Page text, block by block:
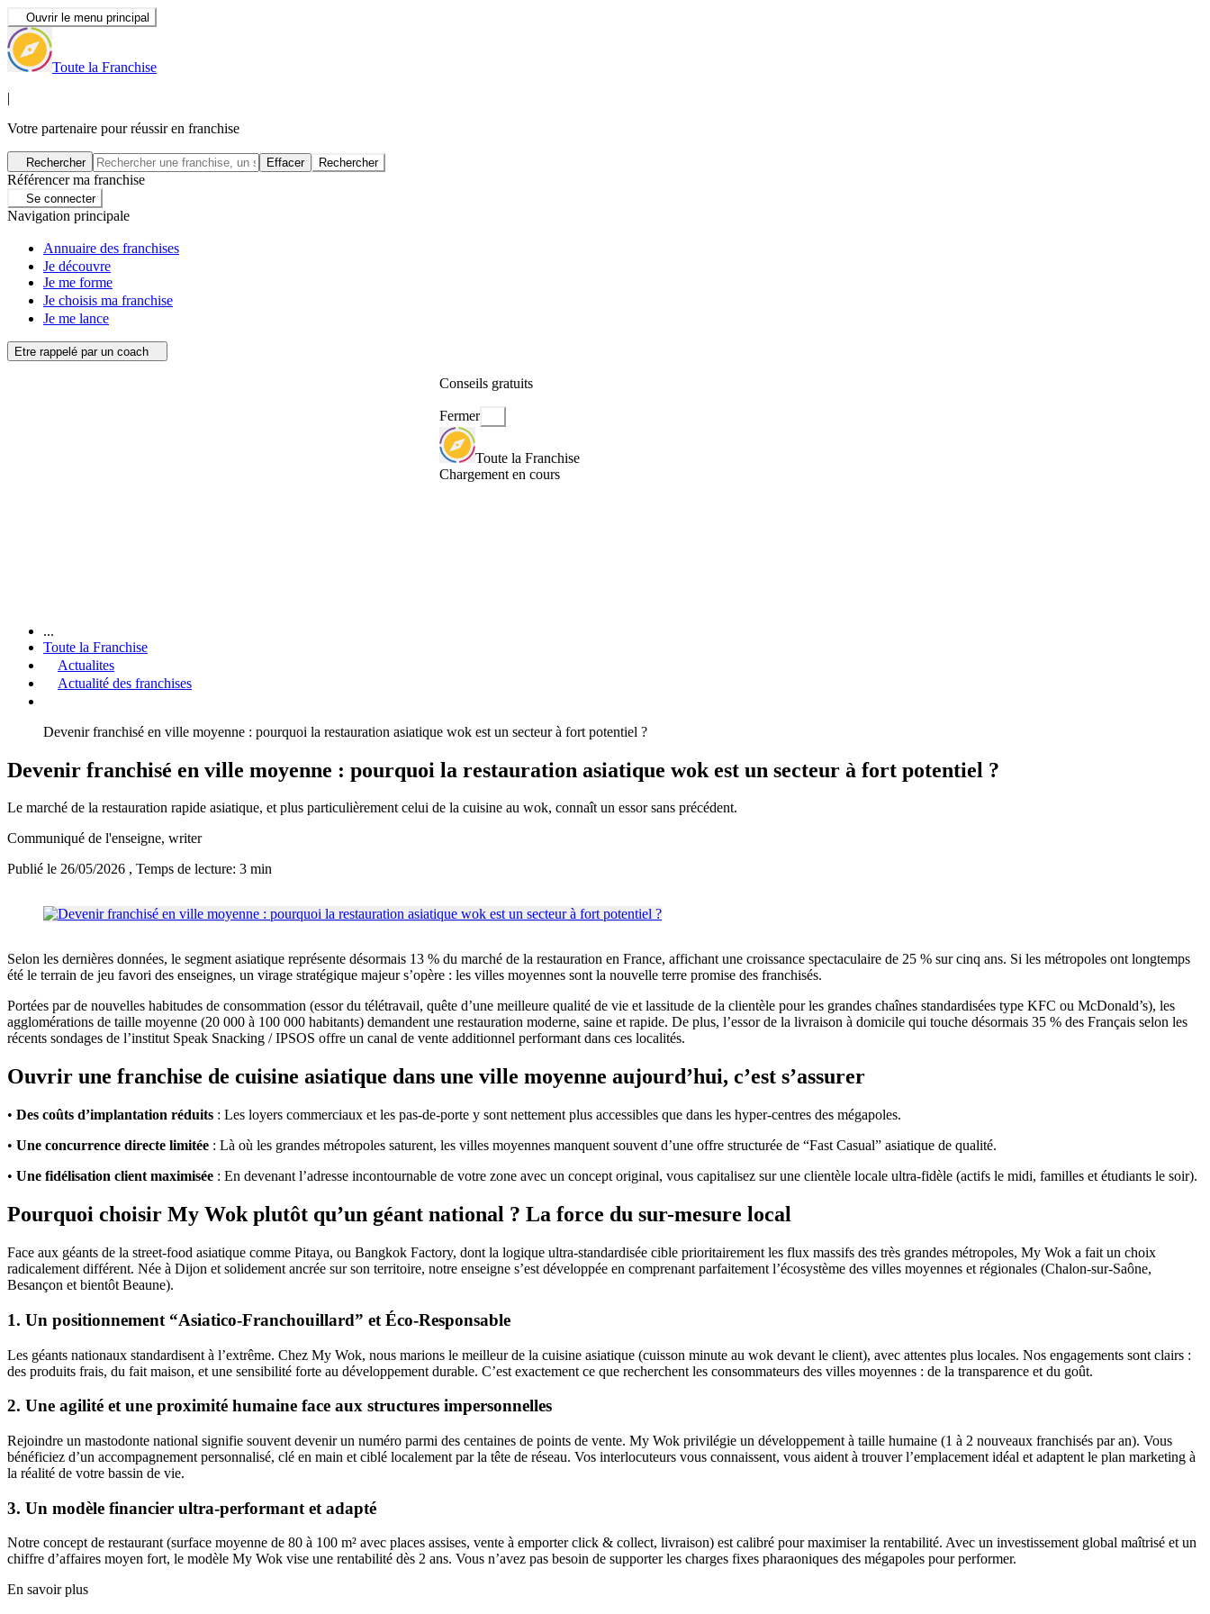
Ouvrir le menu principal
Toute la Franchise
|
Votre partenaire pour réussir en franchise
Rechercher Effacer Rechercher
Référencer ma franchise
Se connecter
Navigation principale
Annuaire des franchises
Je découvre
Je me forme
Je choisis ma franchise
Je me lance
Etre rappelé par un coach
Conseils gratuits
Fermer
Toute la Franchise
Chargement en cours
...
Toute la Franchise
Actualites
Actualité des franchises
Devenir franchisé en ville moyenne : pourquoi la restauration asiatique wok est un secteur à fort potentiel ?
Devenir franchisé en ville moyenne : pourquoi la restauration asiatique wok est un secteur à fort potentiel ?
Le marché de la restauration rapide asiatique, et plus particulièrement celui de la cuisine au wok, connaît un essor sans précédent.
Communiqué de l'enseigne, writer
Publié le 26/05/2026 , Temps de lecture: 3 min
Selon les dernières données, le segment asiatique représente désormais 13 % du marché de la restauration en France, affichant une croissance spectaculaire de 25 % sur cinq ans. Si les métropoles ont longtemps
été le terrain de jeu favori des enseignes, un virage stratégique majeur s’opère : les villes moyennes sont la nouvelle terre promise des franchisés.
Portées par de nouvelles habitudes de consommation (essor du télétravail, quête d’une meilleure qualité de vie et lassitude de la clientèle pour les grandes chaînes standardisées type KFC ou McDonald’s), les
agglomérations de taille moyenne (20 000 à 100 000 habitants) demandent une restauration moderne, saine et rapide. De plus, l’essor de la livraison à domicile qui touche désormais 35 % des Français selon les
récents sondages de l’institut Speak Snacking / IPSOS offre un canal de vente additionnel performant dans ces localités.
Ouvrir une franchise de cuisine asiatique dans une ville moyenne aujourd’hui, c’est s’assurer
• Des coûts d’implantation réduits : Les loyers commerciaux et les pas-de-porte y sont nettement plus accessibles que dans les hyper-centres des mégapoles.
• Une concurrence directe limitée : Là où les grandes métropoles saturent, les villes moyennes manquent souvent d’une offre structurée de “Fast Casual” asiatique de qualité.
• Une fidélisation client maximisée : En devenant l’adresse incontournable de votre zone avec un concept original, vous capitalisez sur une clientèle locale ultra-fidèle (actifs le midi, familles et étudiants le soir).
Pourquoi choisir My Wok plutôt qu’un géant national ? La force du sur-mesure local
Face aux géants de la street-food asiatique comme Pitaya, ou Bangkok Factory, dont la logique ultra-standardisée cible prioritairement les flux massifs des très grandes métropoles, My Wok a fait un choix
radicalement différent. Née à Dijon et solidement ancrée sur son territoire, notre enseigne s’est développée en comprenant parfaitement l’écosystème des villes moyennes et régionales (Chalon-sur-Saône,
Besançon et bientôt Beaune).
1. Un positionnement “Asiatico-Franchouillard” et Éco-Responsable
Les géants nationaux standardisent à l’extrême. Chez My Wok, nous marions le meilleur de la cuisine asiatique (cuisson minute au wok devant le client), avec attentes plus locales. Nos engagements sont clairs :
des produits frais, du fait maison, et une sensibilité forte au développement durable. C’est exactement ce que recherchent les consommateurs des villes moyennes : de la transparence et du goût.
2. Une agilité et une proximité humaine face aux structures impersonnelles
Rejoindre un mastodonte national signifie souvent devenir un numéro parmi des centaines de points de vente. My Wok privilégie un développement à taille humaine (1 à 2 nouveaux franchisés par an). Vous
bénéficiez d’un accompagnement personnalisé, clé en main et ciblé localement par la tête de réseau. Vos interlocuteurs vous connaissent, vous aident à trouver l’emplacement idéal et adaptent le plan marketing à
la réalité de votre bassin de vie.
3. Un modèle financier ultra-performant et adapté
Notre concept de restaurant (surface moyenne de 80 à 100 m² avec places assises, vente à emporter click & collect, livraison) est calibré pour maximiser la rentabilité. Avec un investissement global maîtrisé et un
chiffre d’affaires moyen fort, le modèle My Wok vise une rentabilité dès 2 ans. Vous n’avez pas besoin de supporter les charges fixes pharaoniques des mégapoles pour performer.
En savoir plus